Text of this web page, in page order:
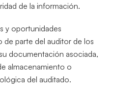
de la información.
y oportunidades
parte del auditor de los
documentación asociada,
almacenamiento o
del auditado.